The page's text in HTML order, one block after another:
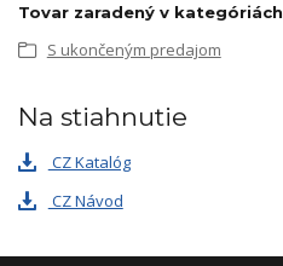
Tovar zaradený v kategóriách
S ukončeným predajom
Na stiahnutie
CZ Katalóg
CZ Návod